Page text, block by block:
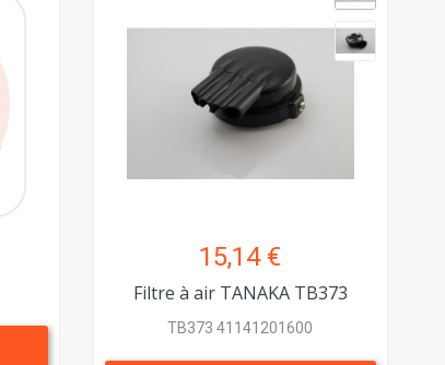
15,14 €
Filtre à air TANAKA TB373
TB373 41141201600